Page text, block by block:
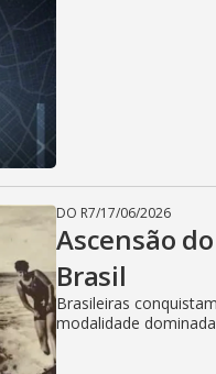
DO R7/17/06/2026
Ascensão
Brasil
Brasileiras
modalidade